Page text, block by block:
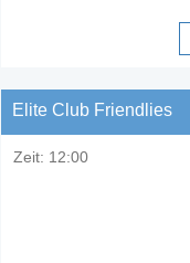
Elite Club Friendlies
Zeit: 12:00